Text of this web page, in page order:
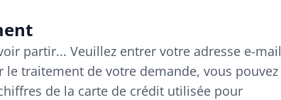
partir... Veuillez entrer votre adresse e-
le traitement de votre demande, vous pouvez
de la carte de crédit utilisée pour